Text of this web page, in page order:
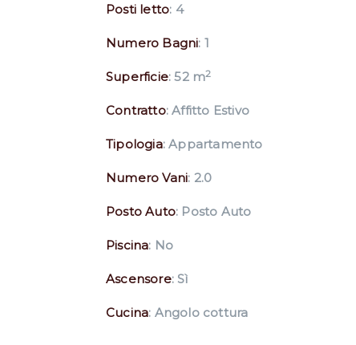
Posti letto: 4
Numero Bagni: 1
Superficie: 52 m2
Contratto: Affitto Estivo
Tipologia: Appartamento
Numero Vani: 2.0
Posto Auto: Posto Auto
Piscina: No
Ascensore: Sì
Cucina: Angolo cottura